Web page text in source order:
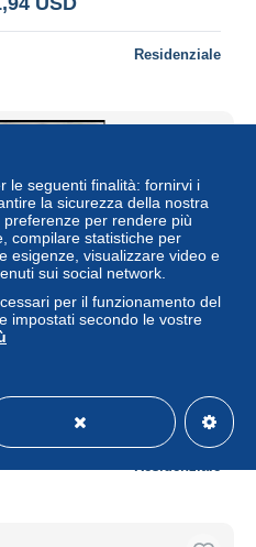
Residenziale
1428 Centenaire d'Auguste
USD
le seguenti finalità: fornirvi i
la sicurezza della nostra
per rendere più
compilare statistiche per
esigenze, visualizzare video e
sui social network.
per il funzionamento del
impostati secondo le vostre